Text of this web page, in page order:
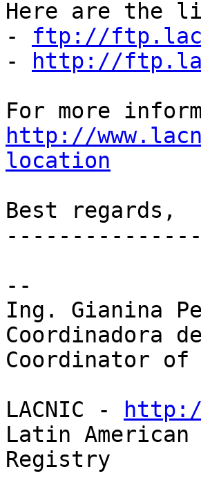
Here are the
- ftp://
-
http://
http://
location
Best regards,
--
Ing. Gianina
Coordinadora
Coordinator
LACNIC -
Latin
Registry